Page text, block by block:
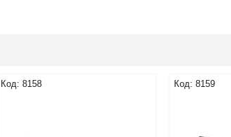
8158 8159